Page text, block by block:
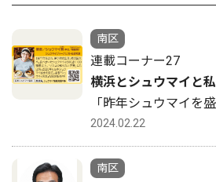
南区
連載コーナー27
横浜とシュウマイと私
「昨年シュウマイを
2024.02.22
南区